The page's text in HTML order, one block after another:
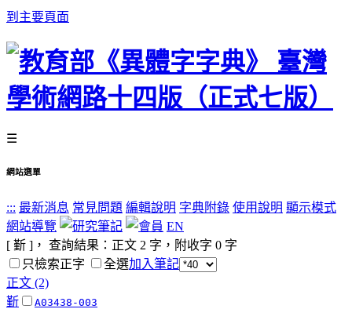
到主要頁面
☰
網站選單
::: 最新消息 常見問題 編輯說明 字典附錄 使用說明 顯示模式
網站導覽
EN
[ 斳 ]， 查詢結果：正文 2 字，附收字 0 字
只檢索正字
全選加入筆記
正文 (2)
斳
A03438-003